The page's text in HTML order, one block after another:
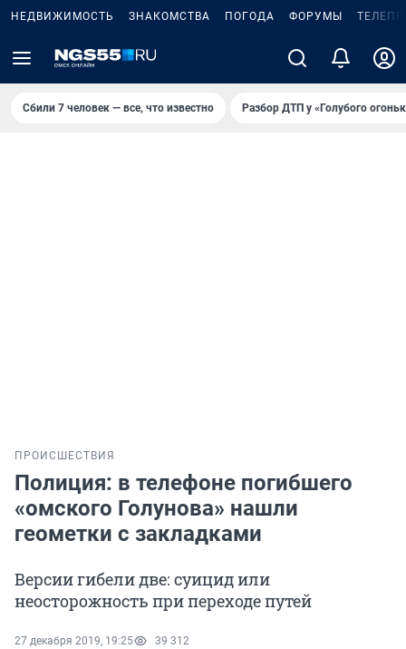
НЕДВИЖИМОСТЬ ЗНАКОМСТВА ПОГОДА ФОРУМЫ
Сбили 7 человек — все, что известно Разбор ДТП у «Голубого
ПРОИСШЕСТВИЯ
Полиция: в телефоне погибшего
«омского Голунова» нашли
геометки с закладками
Версии гибели две: суицид или
неосторожность при переходе путей
27 декабря 2019, 19:25 39 312